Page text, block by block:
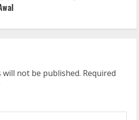
will not be published. Required